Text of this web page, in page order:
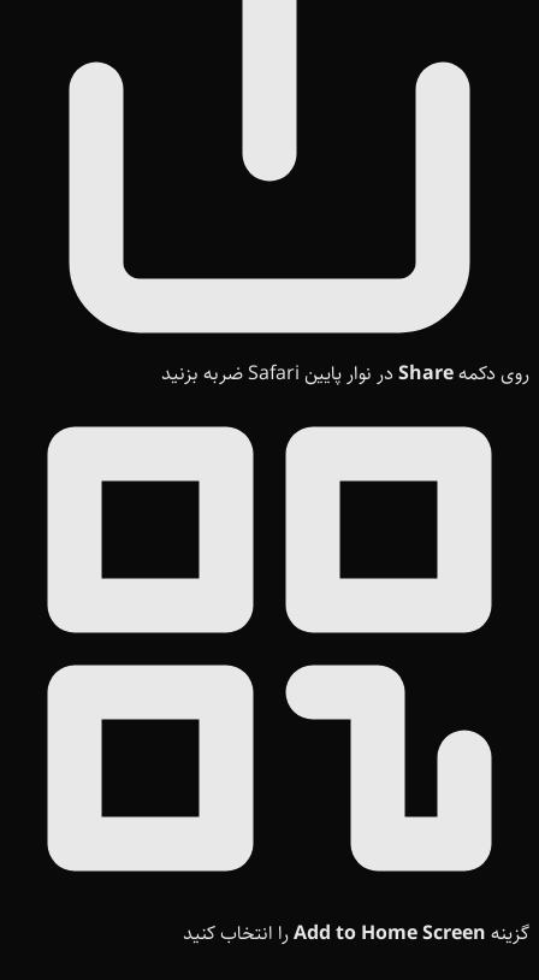
روی دکمهShare در نوار پایین Safari ضربه بزنید
گزینه Add to Home Screenرا انتخاب کنید